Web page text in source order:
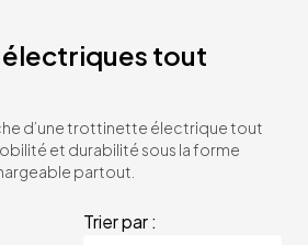
tout
d’une trottinette électrique tout
et durabilité sous la forme
partout.
Trier par :